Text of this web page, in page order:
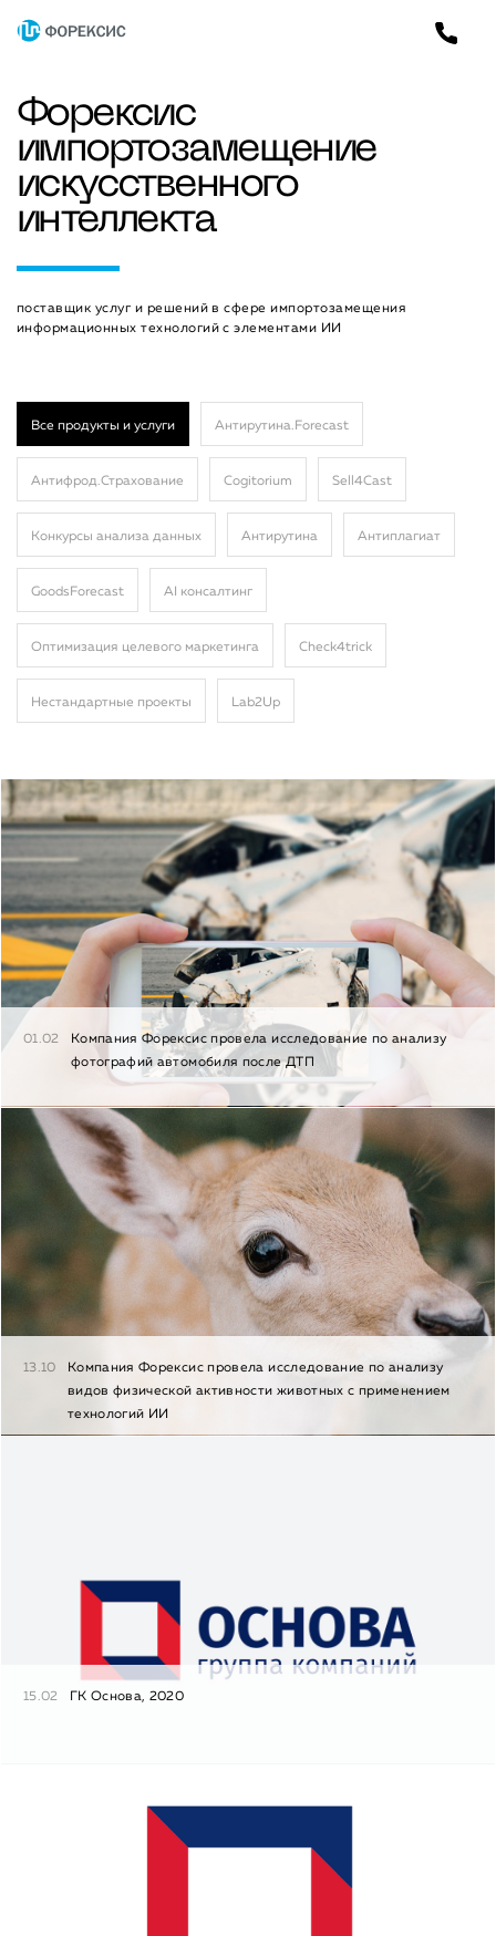
Форексис
импортозамещение
искусственного
интеллекта
поставщик услуг и решений в сфере импортозамещения
информационных технологий с элементами ИИ
Все продукты и услуги Антирутина.Forecast
Антифрод.Страхование Cogitorium Sell4Cast
Конкурсы анализа данных Антирутина Антиплагиат
GoodsForecast AI консалтинг
Оптимизация целевого маркетинга Сheck4trick
Нестандартные проекты Lab2Up
01.02
Компания Форексис провела исследование по анализу
фотографий автомобиля после ДТП
13.10
Компания Форексис провела исследование по анализу
видов физической активности животных с применением
технологий ИИ
15.02 ГК Основа, 2020